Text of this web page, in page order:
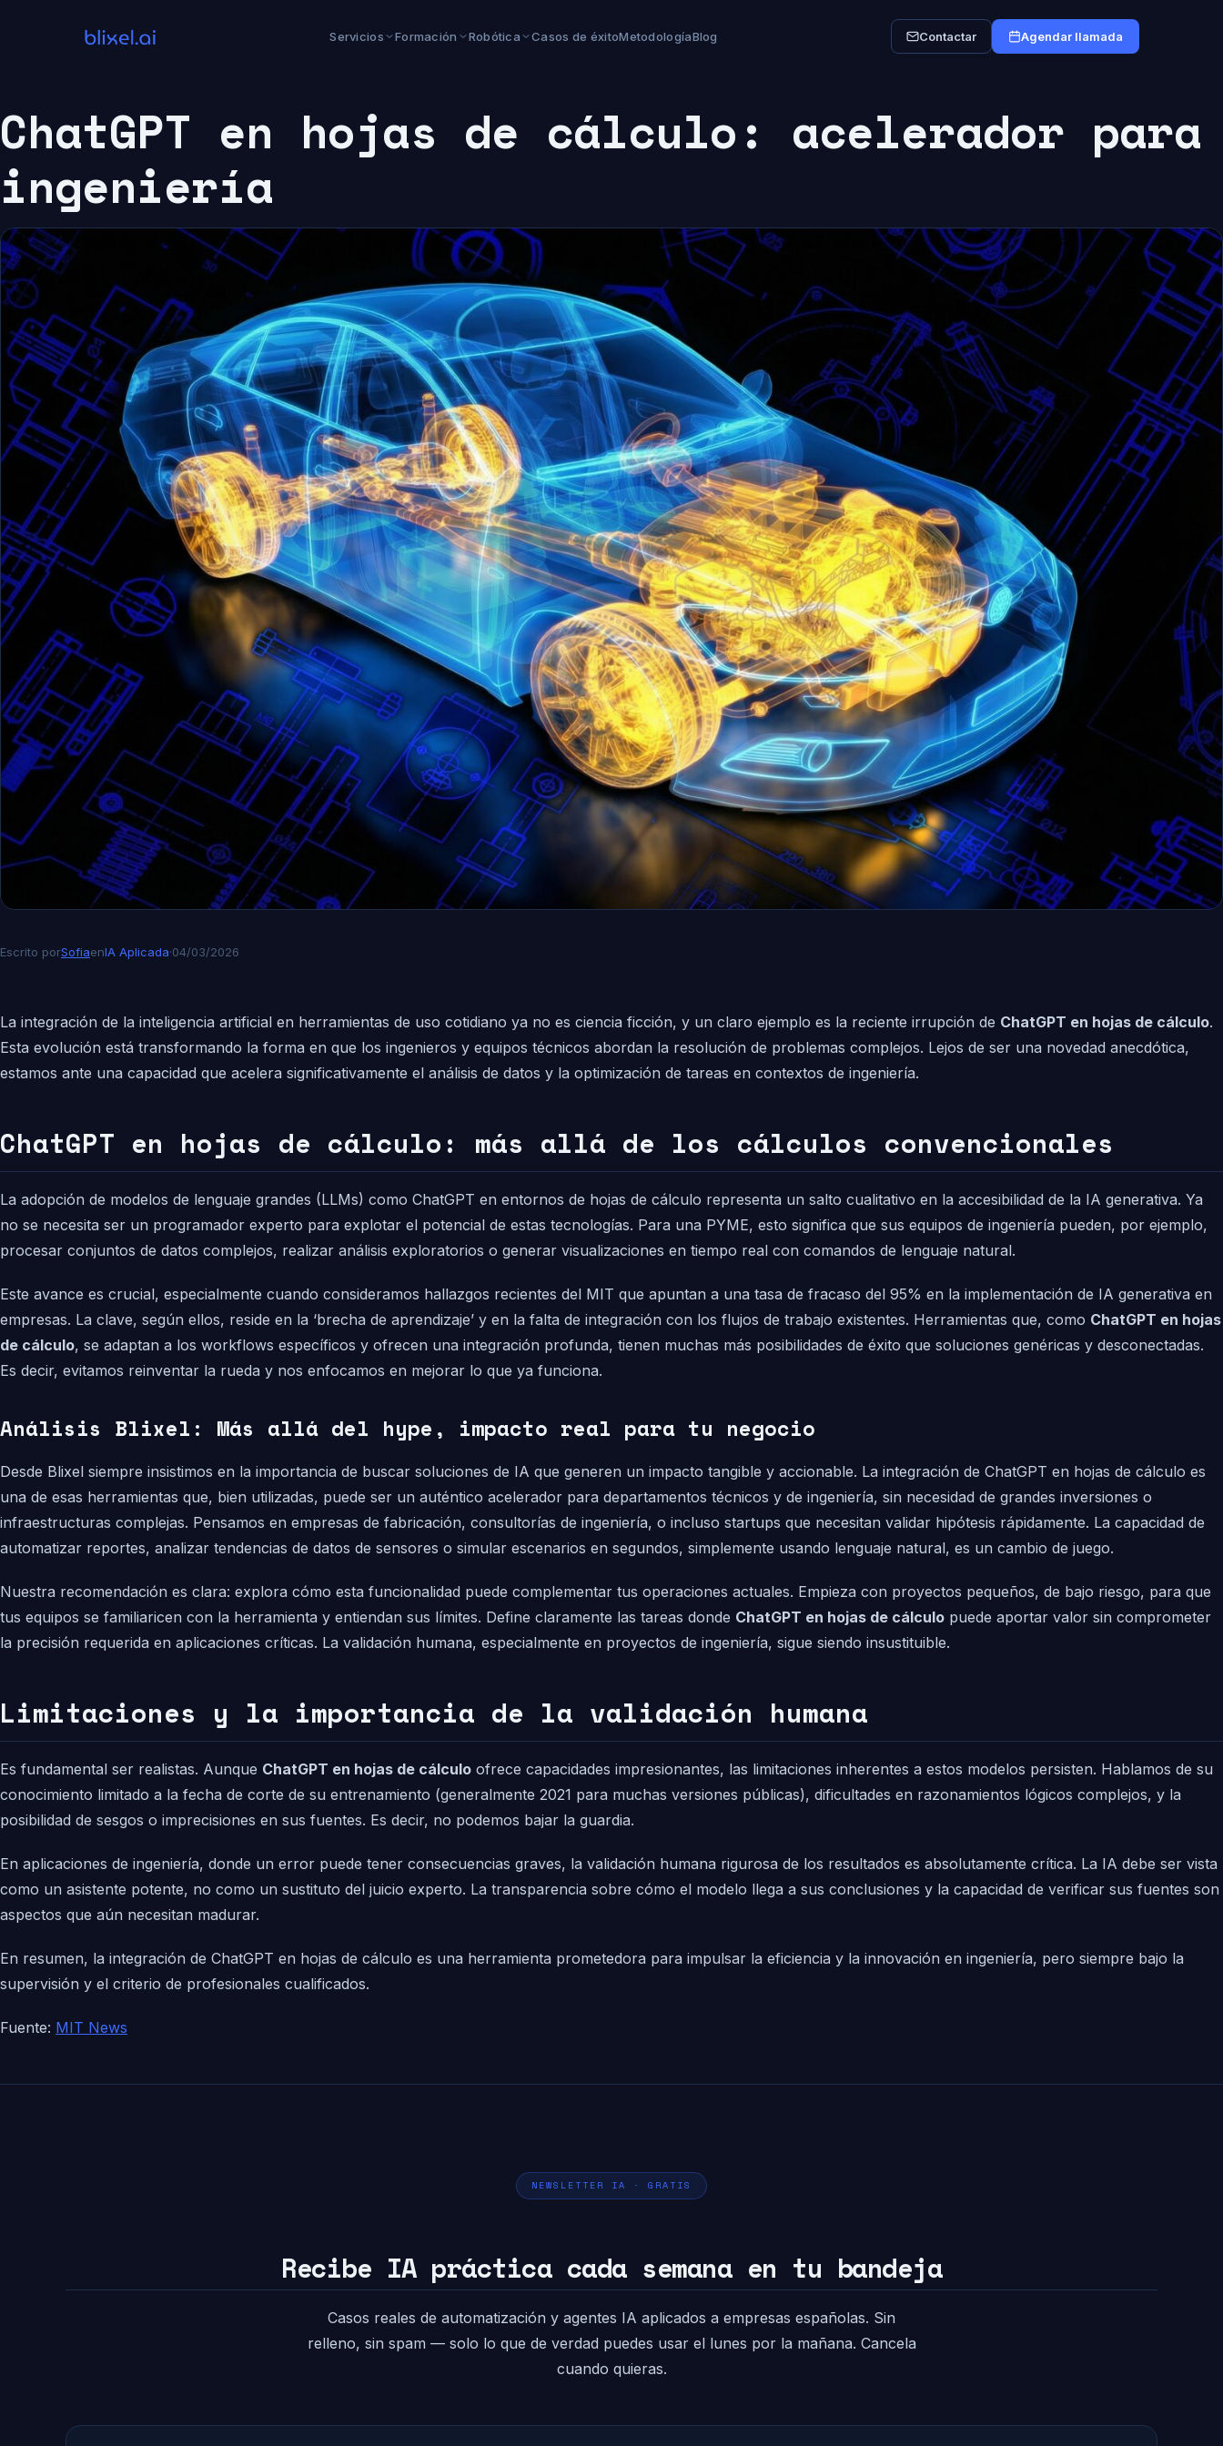
Servicios Formación Robótica Casos de éxitoMetodologíaBlog Contactar Agendar llamada
ChatGPT en hojas de cálculo: acelerador para
ingeniería
Escrito porSofiaenIA Aplicada·04/03/2026
La integración de la inteligencia artificial en herramientas de uso cotidiano ya no es ciencia ficción, y un claro ejemplo es la reciente irrupción de ChatGPT en hojas de cálculo.
Esta evolución está transformando la forma en que los ingenieros y equipos técnicos abordan la resolución de problemas complejos. Lejos de ser una novedad anecdótica,
estamos ante una capacidad que acelera significativamente el análisis de datos y la optimización de tareas en contextos de ingeniería.
ChatGPT en hojas de cálculo: más allá de los cálculos convencionales
La adopción de modelos de lenguaje grandes (LLMs) como ChatGPT en entornos de hojas de cálculo representa un salto cualitativo en la accesibilidad de la IA generativa. Ya
no se necesita ser un programador experto para explotar el potencial de estas tecnologías. Para una PYME, esto significa que sus equipos de ingeniería pueden, por ejemplo,
procesar conjuntos de datos complejos, realizar análisis exploratorios o generar visualizaciones en tiempo real con comandos de lenguaje natural.
Este avance es crucial, especialmente cuando consideramos hallazgos recientes del MIT que apuntan a una tasa de fracaso del 95% en la implementación de IA generativa en
empresas. La clave, según ellos, reside en la ‘brecha de aprendizaje’ y en la falta de integración con los flujos de trabajo existentes. Herramientas que, como ChatGPT en hojas
de cálculo, se adaptan a los workflows específicos y ofrecen una integración profunda, tienen muchas más posibilidades de éxito que soluciones genéricas y desconectadas.
Es decir, evitamos reinventar la rueda y nos enfocamos en mejorar lo que ya funciona.
Análisis Blixel: Más allá del hype, impacto real para tu negocio
Desde Blixel siempre insistimos en la importancia de buscar soluciones de IA que generen un impacto tangible y accionable. La integración de ChatGPT en hojas de cálculo es
una de esas herramientas que, bien utilizadas, puede ser un auténtico acelerador para departamentos técnicos y de ingeniería, sin necesidad de grandes inversiones o
infraestructuras complejas. Pensamos en empresas de fabricación, consultorías de ingeniería, o incluso startups que necesitan validar hipótesis rápidamente. La capacidad de
automatizar reportes, analizar tendencias de datos de sensores o simular escenarios en segundos, simplemente usando lenguaje natural, es un cambio de juego.
Nuestra recomendación es clara: explora cómo esta funcionalidad puede complementar tus operaciones actuales. Empieza con proyectos pequeños, de bajo riesgo, para que
tus equipos se familiaricen con la herramienta y entiendan sus límites. Define claramente las tareas donde ChatGPT en hojas de cálculo puede aportar valor sin comprometer
la precisión requerida en aplicaciones críticas. La validación humana, especialmente en proyectos de ingeniería, sigue siendo insustituible.
Limitaciones y la importancia de la validación humana
Es fundamental ser realistas. Aunque ChatGPT en hojas de cálculo ofrece capacidades impresionantes, las limitaciones inherentes a estos modelos persisten. Hablamos de su
conocimiento limitado a la fecha de corte de su entrenamiento (generalmente 2021 para muchas versiones públicas), dificultades en razonamientos lógicos complejos, y la
posibilidad de sesgos o imprecisiones en sus fuentes. Es decir, no podemos bajar la guardia.
En aplicaciones de ingeniería, donde un error puede tener consecuencias graves, la validación humana rigurosa de los resultados es absolutamente crítica. La IA debe ser vista
como un asistente potente, no como un sustituto del juicio experto. La transparencia sobre cómo el modelo llega a sus conclusiones y la capacidad de verificar sus fuentes son
aspectos que aún necesitan madurar.
En resumen, la integración de ChatGPT en hojas de cálculo es una herramienta prometedora para impulsar la eficiencia y la innovación en ingeniería, pero siempre bajo la
supervisión y el criterio de profesionales cualificados.
Fuente: MIT News
NEWSLETTER IA · GRATIS
Recibe IA práctica cada semana en tu bandeja
Casos reales de automatización y agentes IA aplicados a empresas españolas. Sin
relleno, sin spam — solo lo que de verdad puedes usar el lunes por la mañana. Cancela
cuando quieras.